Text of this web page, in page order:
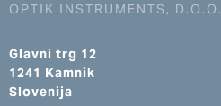
OPTIK INSTRUMENTS, D.O.O.
Glavni trg 12
1241 Kamnik
Slovenija